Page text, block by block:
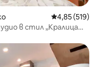
Средна
4,85 (519)
в стил „Кралица